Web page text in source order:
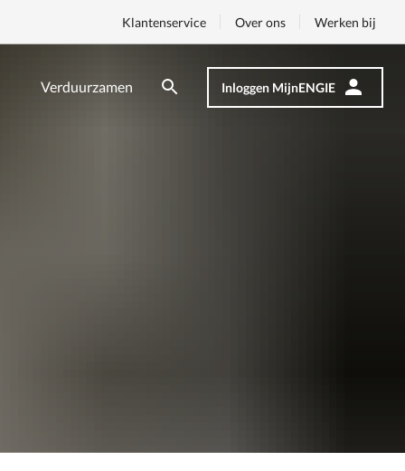
Zoeken
Verduurzamen
Klantenservice Over ons Werken bij
Zoeken Inloggen MijnENGIE